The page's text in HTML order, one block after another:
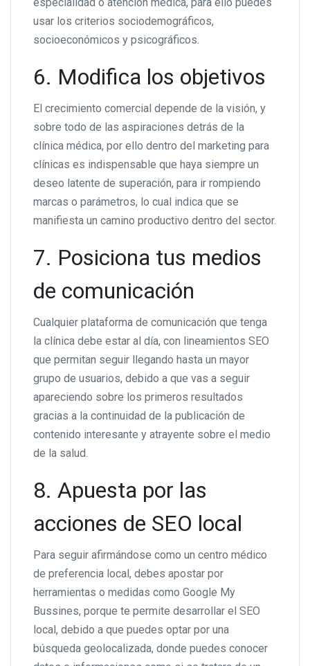
especialidad o atención médica, para ello puedes
usar los criterios sociodemográficos,
socioeconómicos y psicográficos.
6. Modifica los objetivos
El crecimiento comercial depende de la visión, y
sobre todo de las aspiraciones detrás de la
clínica médica, por ello dentro del marketing para
clínicas es indispensable que haya siempre un
deseo latente de superación, para ir rompiendo
marcas o parámetros, lo cual indica que se
manifiesta un camino productivo dentro del sector.
7. Posiciona tus medios
de comunicación
Cualquier plataforma de comunicación que tenga
la clínica debe estar al día, con lineamientos SEO
que permitan seguir llegando hasta un mayor
grupo de usuarios, debido a que vas a seguir
apareciendo sobre los primeros resultados
gracias a la continuidad de la publicación de
contenido interesante y atrayente sobre el medio
de la salud.
8. Apuesta por las
acciones de SEO local
Para seguir afirmándose como un centro médico
de preferencia local, debes apostar por
herramientas o medidas como Google My
Bussines, porque te permite desarrollar el SEO
local, debido a que puedes optar por una
búsqueda geolocalizada, donde puedes conocer